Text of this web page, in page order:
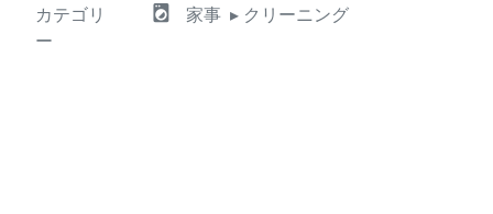
カテゴリ
ー
local_laundry_service 家事 ▸ クリーニング